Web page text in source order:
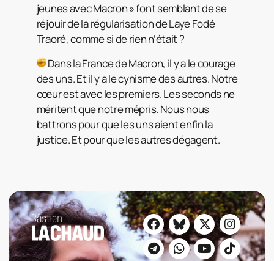
jeunes avec Macron » font semblant de se
réjouir de la régularisation de Laye Fodé
Traoré, comme si de rien n’était ?
Dans la France de Macron, il y a le courage
des uns. Et il y a le cynisme des autres. Notre
cœur est avec les premiers. Les seconds ne
méritent que notre mépris. Nous nous
battrons pour que les uns aient enfin la
justice. Et pour que les autres dégagent.